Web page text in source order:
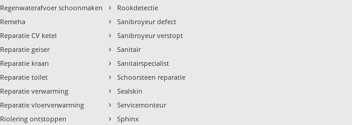
Regenwaterafvoer schoonmaken
Remeha
Reparatie CV ketel
Reparatie geiser
Reparatie kraan
Reparatie toilet
Reparatie verwarming
Reparatie vloerverwarming
Riolering ontstoppen
› Rookdetectie
› Sanibroyeur defect
› Sanibroyeur verstopt
› Sanitair
› Sanitairspecialist
› Schoorsteen reparatie
› Sealskin
› Servicemonteur
› Sphinx